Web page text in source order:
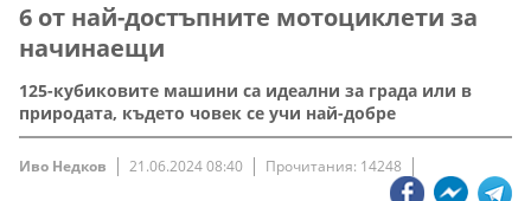
6 от най-достъпните мотоциклети за
начинаещи
125-кубиковите машини са идеални за града или в
природата, където човек се учи най-добре
Иво Недков 21.06.2024 08:40 Прочитания: 14248